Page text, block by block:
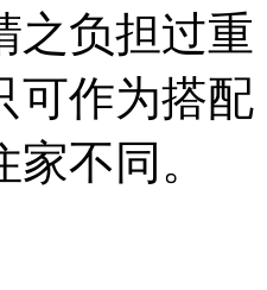
之负担过
可作为搭
不同。